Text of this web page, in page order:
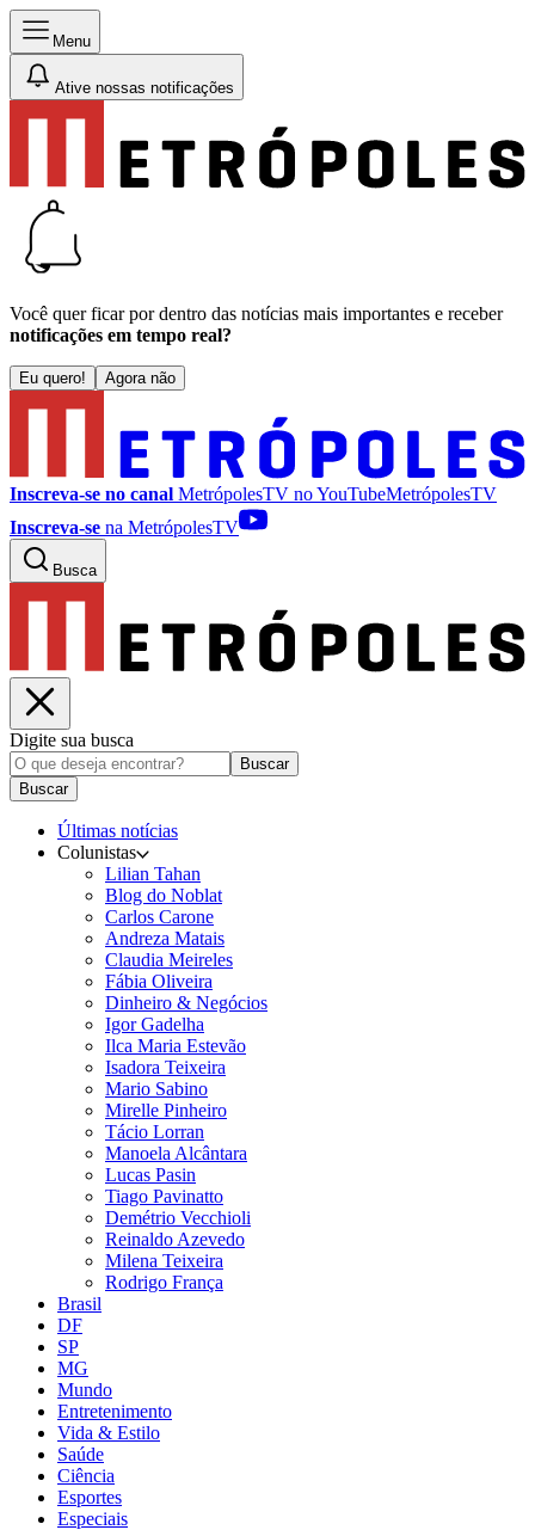
Menu
Ative nossas notificações
Você quer ficar por dentro das notícias mais importantes e receber
notificações em tempo real?
Eu quero! Agora não
Inscreva-se no canal MetrópolesTV noYouTubeMetrópolesTV
Inscreva-se na MetrópolesTV
Busca
Digite sua busca
Buscar
Buscar
Últimas notícias
Colunistas
Lilian Tahan
Blog do Noblat
Carlos Carone
Andreza Matais
Claudia Meireles
Fábia Oliveira
Dinheiro & Negócios
Igor Gadelha
Ilca Maria Estevão
Isadora Teixeira
Mario Sabino
Mirelle Pinheiro
Tácio Lorran
Manoela Alcântara
Lucas Pasin
Tiago Pavinatto
Demétrio Vecchioli
Reinaldo Azevedo
Milena Teixeira
Rodrigo França
Brasil
DF
SP
MG
Mundo
Entretenimento
Vida & Estilo
Saúde
Ciência
Esportes
Especiais